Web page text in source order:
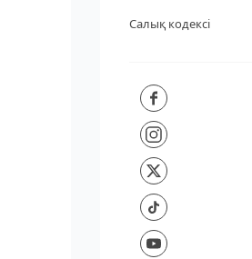
Салық кодексі